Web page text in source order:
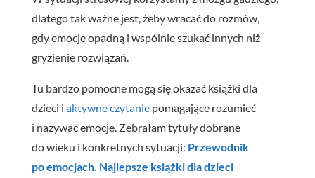
dlatego tak ważne jest, żeby wracać do rozmów,
gdy emocje opadną i wspólnie szukać innych niż
gryzienie rozwiązań.
Tu bardzo pomocne mogą się okazać książki dla
dzieci i aktywne czytaniepomagające rozumieć
i nazywać emocje. Zebrałam tytuły dobrane
do wieku i konkretnych sytuacji: Przewodnik
po emocjach. Najlepsze książki dla dzieci